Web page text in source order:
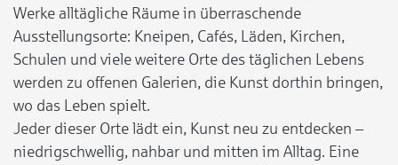
Werke alltägliche Räume in überraschende
Ausstellungsorte: Kneipen, Cafés, Läden, Kirchen,
Schulen und viele weitere Orte des täglichen Lebens
werden zu offenen Galerien, die Kunst dorthin bringen,
wo das Leben spielt.
Jeder dieser Orte lädt ein, Kunst neu zu entdecken –
niedrigschwellig, nahbar und mitten im Alltag. Eine